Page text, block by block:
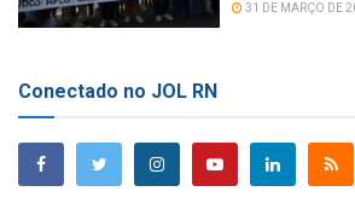
31 DE MARÇO DE
Conectado no JOL RN